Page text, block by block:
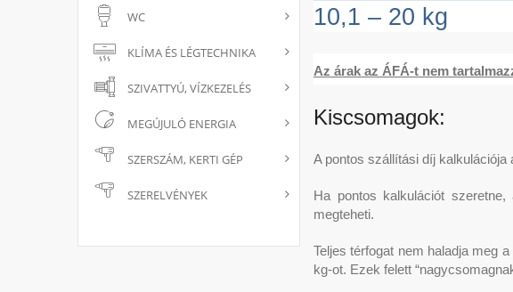
WC
KLÍMA ÉS LÉGTECHNIKA
SZIVATTYÚ, VÍZKEZELÉS
MEGÚJULÓ ENERGIA
SZERSZÁM, KERTI GÉP
SZERELVÉNYEK
10,1 – 20 kg
Az árak az ÁFÁ-t nem
Kiscsomagok:
A pontos szállítási díj
Ha pontos kalkulációt
megteheti.
Teljes térfogat nem haladja meg
kg-ot. Ezek felett